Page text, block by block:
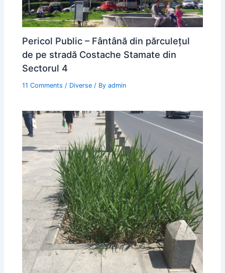
Pericol Public – Fântână din părculețul
de pe stradă Costache Stamate din
Sectorul 4
11 Comments / Diverse / Byadmin